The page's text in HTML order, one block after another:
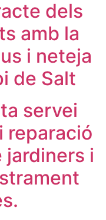
dels
amb la
i neteja
de Salt
servei
reparació
jardiners i